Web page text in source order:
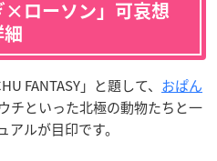
×ローソン」可哀想
FANTASY」と題して、 おぱん
チといった北極の動物たちと一
ルが目印です。